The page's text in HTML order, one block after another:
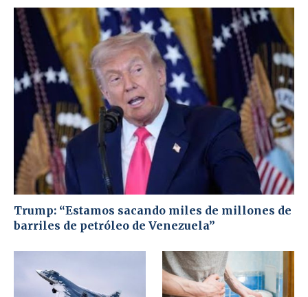
Trump: “Estamos sacando miles de millones de
barriles de petróleo de Venezuela”